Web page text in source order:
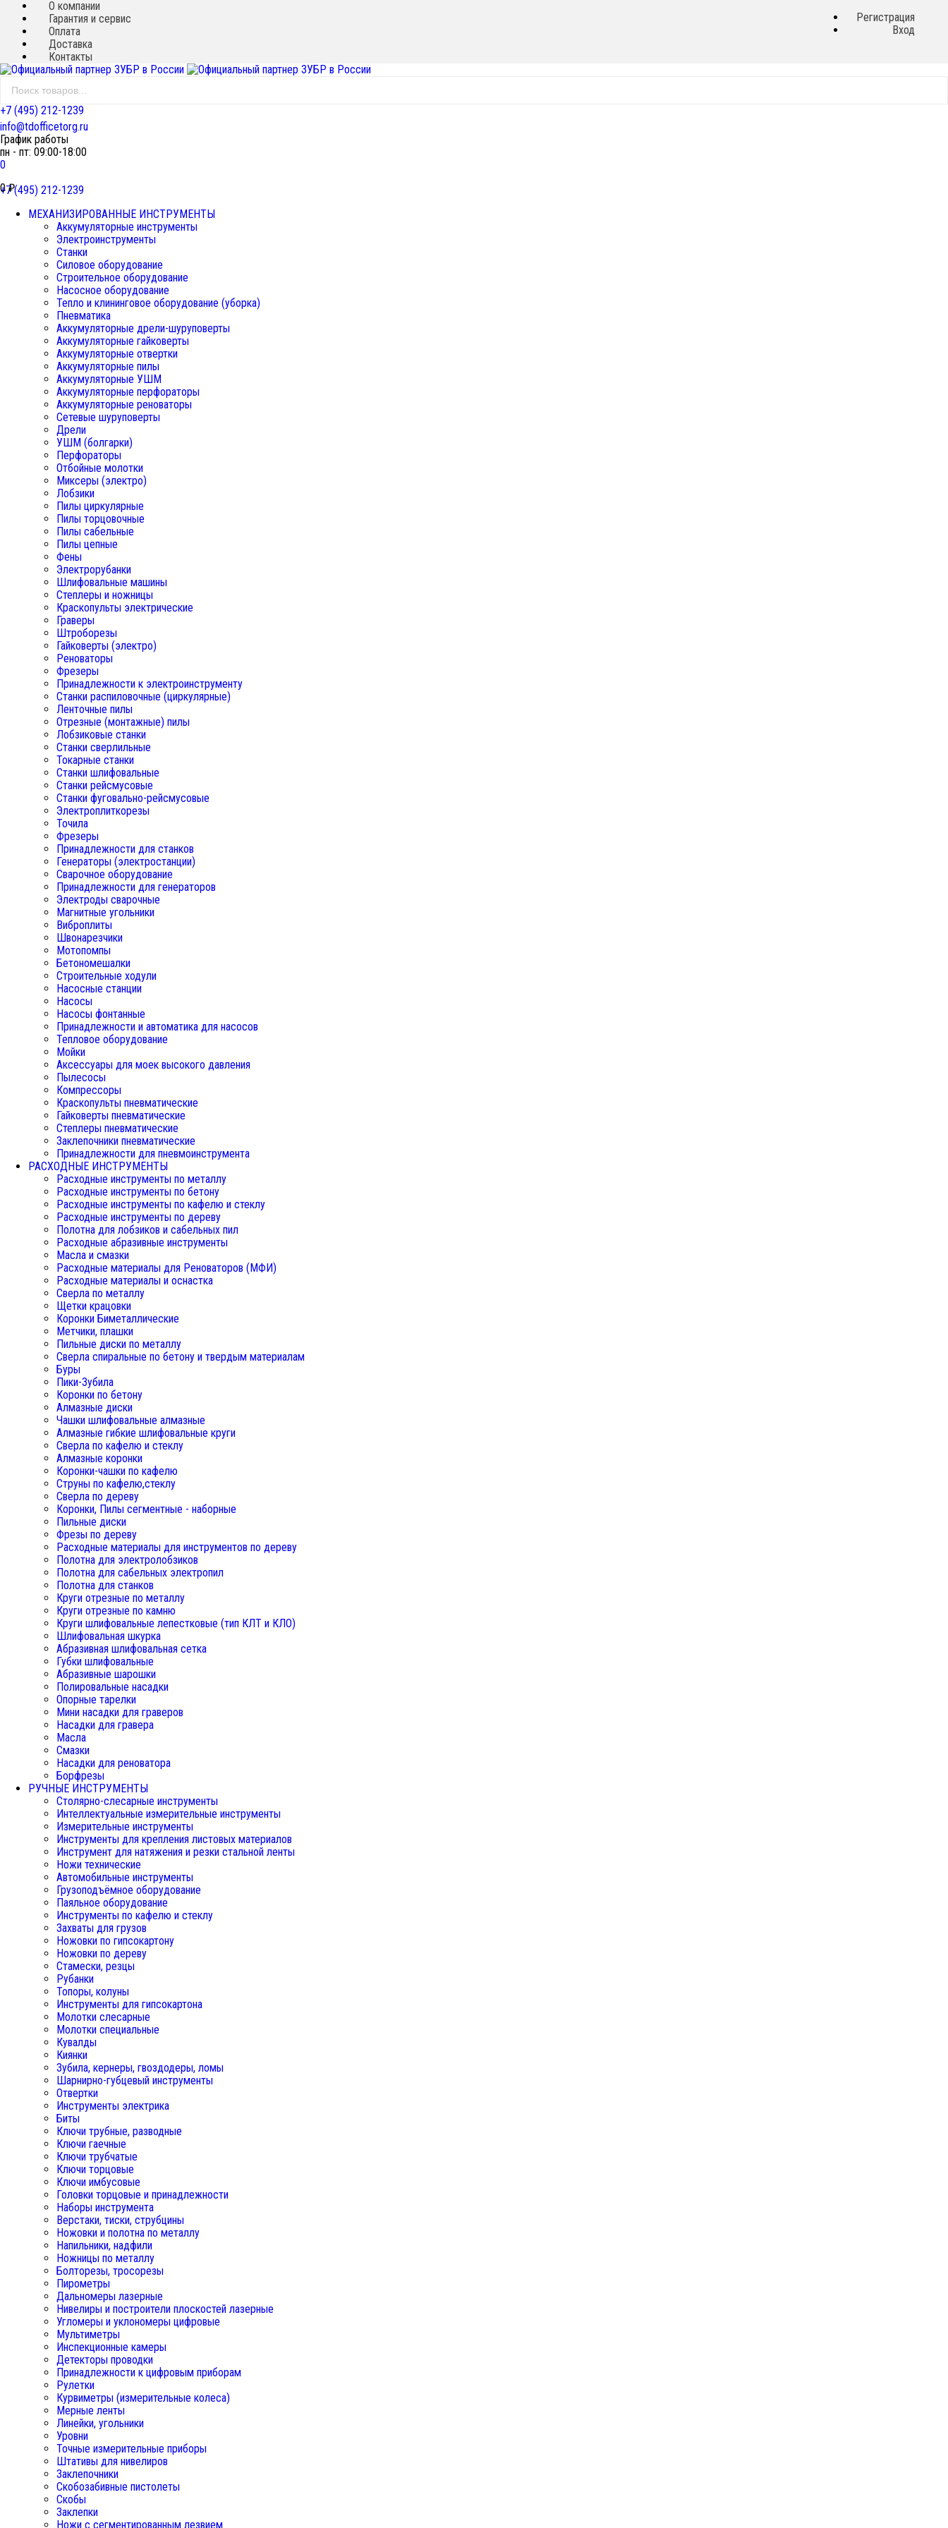
О компании
Гарантия и сервис
Оплата
Доставка
Контакты
Регистрация
Вход
+7 (495) 212-1239
info@tdofficetorg.ru
График работы
пн - пт: 09:00-18:00
0
0₽
+7 (495) 212-1239
МЕХАНИЗИРОВАННЫЕ ИНСТРУМЕНТЫ
Аккумуляторные инструменты
Электроинструменты
Станки
Силовое оборудование
Строительное оборудование
Насосное оборудование
Тепло и клининговое оборудование (уборка)
Пневматика
Аккумуляторные дрели-шуруповерты
Аккумуляторные гайковерты
Аккумуляторные отвертки
Аккумуляторные пилы
Аккумуляторные УШМ
Аккумуляторные перфораторы
Аккумуляторные реноваторы
Сетевые шуруповерты
Дрели
УШМ (болгарки)
Перфораторы
Отбойные молотки
Миксеры (электро)
Лобзики
Пилы циркулярные
Пилы торцовочные
Пилы сабельные
Пилы цепные
Фены
Электрорубанки
Шлифовальные машины
Степлеры и ножницы
Краскопульты электрические
Граверы
Штроборезы
Гайковерты (электро)
Реноваторы
Фрезеры
Принадлежности к электроинструменту
Станки распиловочные (циркулярные)
Ленточные пилы
Отрезные (монтажные) пилы
Лобзиковые станки
Станки сверлильные
Токарные станки
Станки шлифовальные
Станки рейсмусовые
Станки фуговально-рейсмусовые
Электроплиткорезы
Точила
Фрезеры
Принадлежности для станков
Генераторы (электростанции)
Сварочное оборудование
Принадлежности для генераторов
Электроды сварочные
Магнитные угольники
Виброплиты
Швонарезчики
Мотопомпы
Бетономешалки
Строительные ходули
Насосные станции
Насосы
Насосы фонтанные
Принадлежности и автоматика для насосов
Тепловое оборудование
Мойки
Аксессуары для моек высокого давления
Пылесосы
Компрессоры
Краскопульты пневматические
Гайковерты пневматические
Степлеры пневматические
Заклепочники пневматические
Принадлежности для пневмоинструмента
РАСХОДНЫЕ ИНСТРУМЕНТЫ
Расходные инструменты по металлу
Расходные инструменты по бетону
Расходные инструменты по кафелю и стеклу
Расходные инструменты по дереву
Полотна для лобзиков и сабельных пил
Расходные абразивные инструменты
Масла и смазки
Расходные материалы для Реноваторов (МФИ)
Расходные материалы и оснастка
Сверла по металлу
Щетки крацовки
Коронки Биметаллические
Метчики, плашки
Пильные диски по металлу
Сверла спиральные по бетону и твердым материалам
Буры
Пики-Зубила
Коронки по бетону
Алмазные диски
Чашки шлифовальные алмазные
Алмазные гибкие шлифовальные круги
Сверла по кафелю и стеклу
Алмазные коронки
Коронки-чашки по кафелю
Струны по кафелю,стеклу
Сверла по дереву
Коронки, Пилы сегментные - наборные
Пильные диски
Фрезы по дереву
Расходные материалы для инструментов по дереву
Полотна для электролобзиков
Полотна для сабельных электропил
Полотна для станков
Круги отрезные по металлу
Круги отрезные по камню
Круги шлифовальные лепестковые (тип КЛТ и КЛО)
Шлифовальная шкурка
Абразивная шлифовальная сетка
Губки шлифовальные
Абразивные шарошки
Полировальные насадки
Опорные тарелки
Мини насадки для граверов
Насадки для гравера
Масла
Смазки
Насадки для реноватора
Борфрезы
РУЧНЫЕ ИНСТРУМЕНТЫ
Столярно-слесарные инструменты
Интеллектуальные измерительные инструменты
Измерительные инструменты
Инструменты для крепления листовых материалов
Инструмент для натяжения и резки стальной ленты
Ножи технические
Автомобильные инструменты
Грузоподъёмное оборудование
Паяльное оборудование
Инструменты по кафелю и стеклу
Захваты для грузов
Ножовки по гипсокартону
Ножовки по дереву
Стамески, резцы
Рубанки
Топоры, колуны
Инструменты для гипсокартона
Молотки слесарные
Молотки специальные
Кувалды
Киянки
Зубила, кернеры, гвоздодеры, ломы
Шарнирно-губцевый инструменты
Отвертки
Инструменты электрика
Биты
Ключи трубные, разводные
Ключи гаечные
Ключи трубчатые
Ключи торцовые
Ключи имбусовые
Головки торцовые и принадлежности
Наборы инструмента
Верстаки, тиски, струбцины
Ножовки и полотна по металлу
Напильники, надфили
Ножницы по металлу
Болторезы, тросорезы
Пирометры
Дальномеры лазерные
Нивелиры и построители плоскостей лазерные
Угломеры и уклономеры цифровые
Мультиметры
Инспекционные камеры
Детекторы проводки
Принадлежности к цифровым приборам
Рулетки
Курвиметры (измерительные колеса)
Мерные ленты
Линейки, угольники
Уровни
Точные измерительные приборы
Штативы для нивелиров
Заклепочники
Скобозабивные пистолеты
Скобы
Заклепки
Ножи с сегментированным лезвием